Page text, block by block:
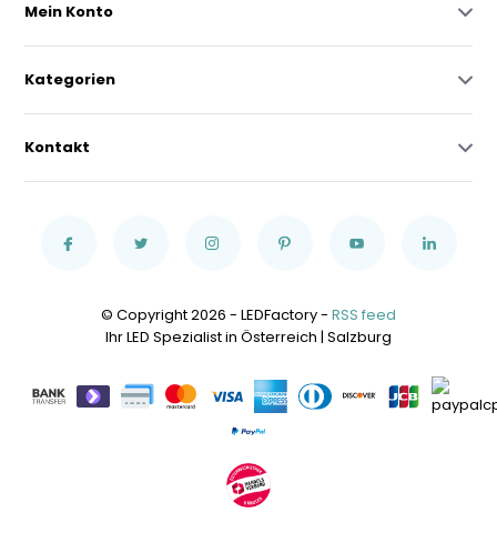
Mein Konto
Kategorien
Kontakt
© Copyright 2026 - LEDFactory - RSS feed
Ihr LED Spezialist in Österreich | Salzburg